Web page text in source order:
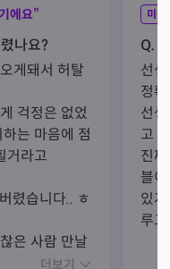
에요”
나요?
게돼서 허탈
걱정은 없었
는 마음에 점
거라고
렸습니다.. ㅎ
은 사람 만날
주셨는데 진짜
더보기
미래
Q.
선
정
선
고
진
블이
있
루